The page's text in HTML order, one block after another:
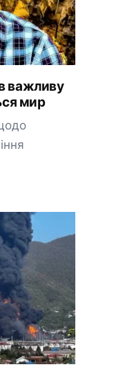
важливу
мир